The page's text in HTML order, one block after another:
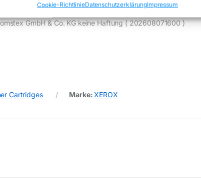
Cookie-RichtlinieDatenschutzerklärungImpressum
GmbH & Co. KG keine Haftung ( 202608071600 )
Cartridges Marke: XEROX